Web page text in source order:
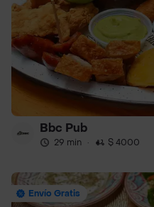
Bbc Pub
29 min · $ 4000
Envío Gratis